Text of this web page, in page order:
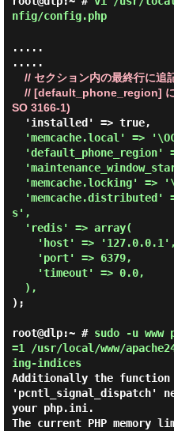
nfig/config.php
.....
.....
// セクション内の最終行に追
// [default_phone_region] に
SO 3166-1)
'memcache.local' =>
s',
  ),
);
root@dlp:~ # sudo -u
=1 /usr/local/www/
ing-indices
Additionally the
'pcntl_signal_dispatch'
your php.ini.
The current PHP memory